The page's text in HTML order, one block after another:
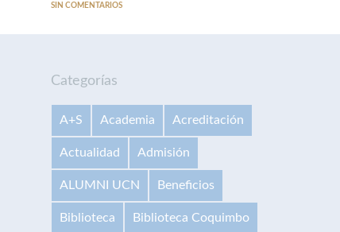
SIN COMENTARIOS
Categorías
A+S Academia Acreditación
Actualidad Admisión
ALUMNI UCN Beneficios
Biblioteca Biblioteca Coquimbo